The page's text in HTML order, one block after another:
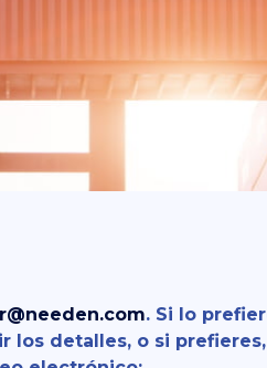
. Si lo
los detalles, o si